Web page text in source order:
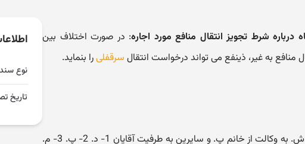
درباره شرط تجویز انتقال منافع مورد اجاره: در صورت اختلاف بین
به غیر، ذینفع می تواند درخواست انتقال سرقفلیرا بنماید.
در خصوص دعوی آقای الف.ش. به وکالت از خانم پ. و سایرین به طرفیت آقایان 1- د. 2- پ. 3- م.
نوع سند
تاریخ